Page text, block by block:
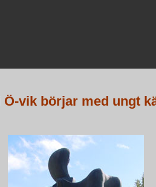
vik börjar med ungt